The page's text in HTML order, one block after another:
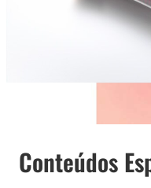
Conteúdos